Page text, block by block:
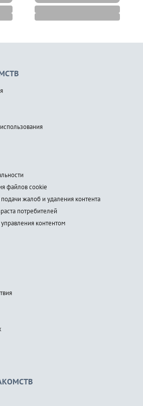
файлов cookie
жалоб и удаления контента
потребителей
контентом